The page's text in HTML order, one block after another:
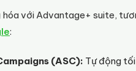
với Advantage+ suite,
:
(ASC): Tự động